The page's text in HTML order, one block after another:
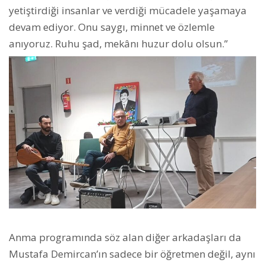
yetiştirdiği insanlar ve verdiği mücadele yaşamaya
devam ediyor. Onu saygı, minnet ve özlemle
anıyoruz. Ruhu şad, mekânı huzur dolu olsun.”
Anma programında söz alan diğer arkadaşları da
Mustafa Demircan’ın sadece bir öğretmen değil, aynı